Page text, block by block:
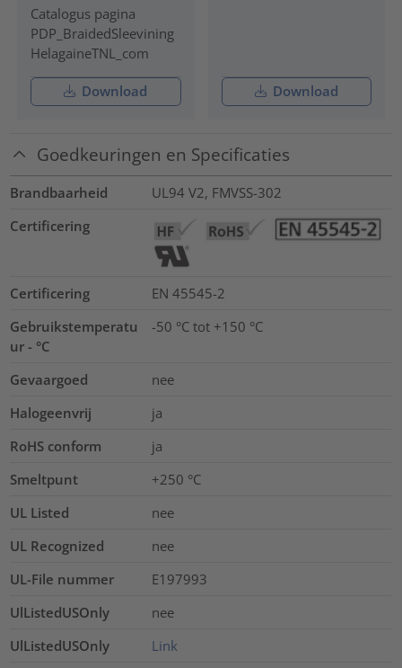
Catalogus pagina
PDP_BraidedSleevining
HelagaineTNL_com
Download Download
Goedkeuringen en Specificaties
Brandbaarheid
UL94 V2, FMVSS-302
Certificering
Certificering
EN 45545-2
Gebruikstemperatu
ur - °C
-50 °C tot +150 °C
Gevaargoed
nee
Halogeenvrij
ja
RoHS conform
ja
Smeltpunt
+250 °C
UL Listed
nee
UL Recognized
nee
UL-File nummer
E197993
UlListedUSOnly
nee
UlListedUSOnly
Link